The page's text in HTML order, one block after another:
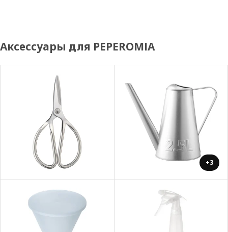
Аксессуары для PEPEROMIA
+3